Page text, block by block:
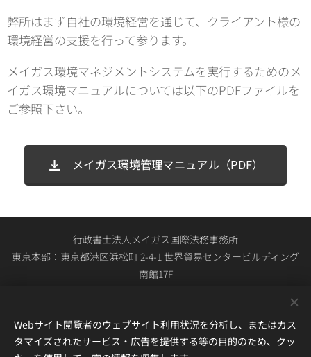
弊所はまず自社の環境経営を通じて、クライアント様の
環境経営の支援を行って参ります。
メイガス環境マネジメントシステムを実行するためのメ
イガス環境マニュアルについては以下のPDFファイルを
ご参照下さい。
メイガス環境管理マニュアル（PDF）
行政書士法人メイガス国際法務事務所
東京本部：東京都港区浜松町 2-4-1 世界貿易センタービルディング
南館17F
～1800時
Webサイト閲覧者のウェブサイト利用状況を分析し、またはカス
タマイズされたサービス・広告を提供する等の目的のため、クッ